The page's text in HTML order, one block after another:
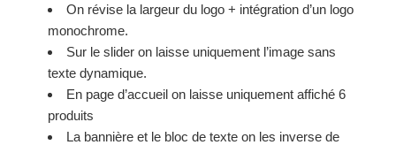
On révise la largeur du logo + intégration d’un logo
monochrome.
Sur le slider on laisse uniquement l’image sans
texte dynamique.
En page d’accueil on laisse uniquement affiché 6
produits
La bannière et le bloc de texte on les inverse de